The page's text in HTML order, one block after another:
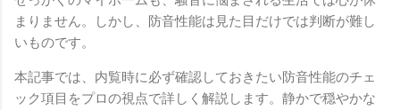
まりません。しかし、防音性能は見た目だけでは判断が難し
いものです。
本記事では、内覧時に必ず確認しておきたい防音性能のチェ
ック項目をプロの視点で詳しく解説します。静かで穏やかな